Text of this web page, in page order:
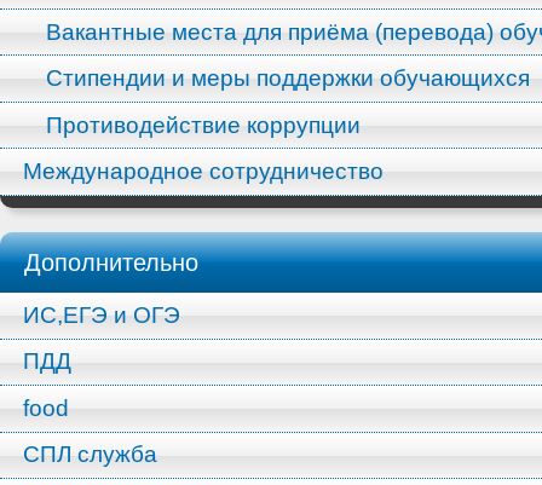
Вакантные места для приёма (перевода)
Стипендии и меры поддержки обучающихся
Противодействие коррупции
Международное сотрудничество
Дополнительно
ИС,ЕГЭ и ОГЭ
ПДД
food
СПЛ служба